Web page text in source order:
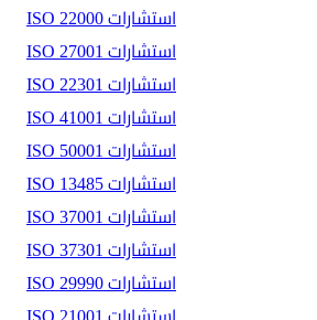
استشارات ISO 22000
استشارات ISO 27001
استشارات ISO 22301
استشارات ISO 41001
استشارات ISO 50001
استشارات ISO 13485
استشارات ISO 37001
استشارات ISO 37301
استشارات ISO 29990